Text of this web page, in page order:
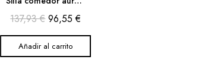
137,93 € 96,55 €
Añadir al carrito